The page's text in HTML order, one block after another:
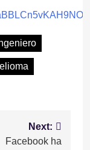
Next:
Facebook ha